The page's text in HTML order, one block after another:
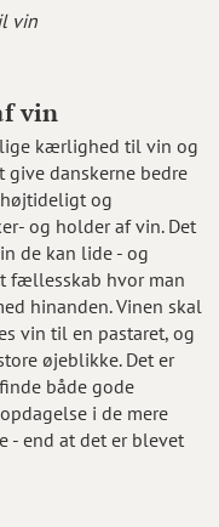
vin
vin
kærlighed til vin og
danskerne bedre
og
og holder af vin. Det
de kan lide - og
fællesskab hvor man
hinanden. Vinen skal
vin til en pastaret, og
øjeblikke. Det er
både gode
i de mere
- end at det er blevet